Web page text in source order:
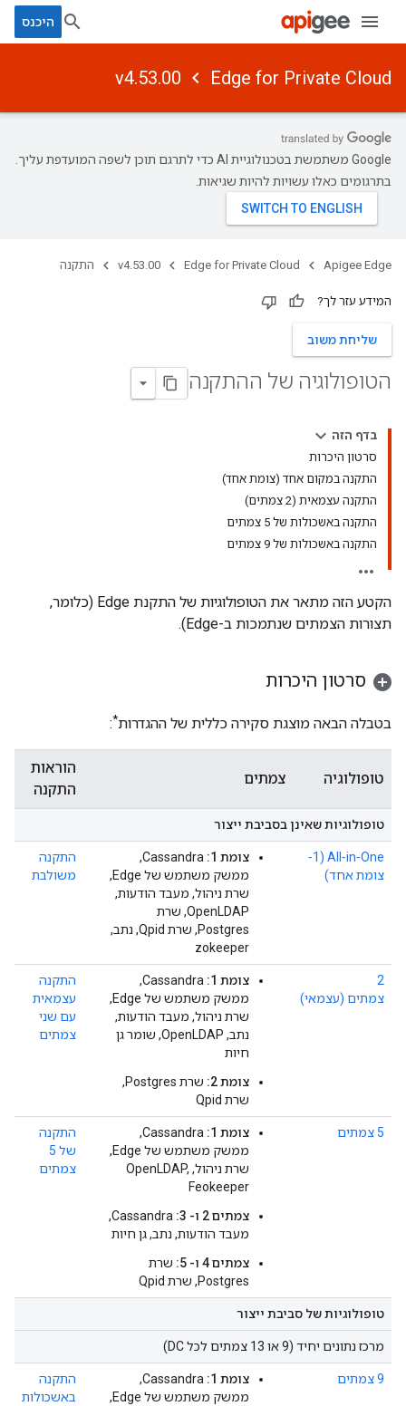
היכנס
Edge for Private Cloud
v4.53.00
‫Google משתמשת בטכנולוגיית AI כדי לתרגם תוכן לשפה המועדפת עליך.
בתרגומים כאלו עשויות להיות שגיאות.
Apigee Edge
Edge for Private Cloud
v4.53.00 התקנה
המידע עזר לך?
שליחת משוב
הטופולוגיה של ההתקנה
בדף הזה
סרטון היכרות
התקנה במקום אחד (צומת אחד)
התקנה עצמאית (2 צמתים)
התקנה באשכולות של 5 צמתים
התקנה באשכולות של 9 צמתים
הקטע הזה מתאר את הטופולוגיות של התקנת Edge (כלומר,
תצורות הצמתים שנתמכות ב-Edge).
סרטון היכרות
בטבלה הבאה מוצגת סקירה כללית של ההגדרות*
:
טופולוגיה צמתים
הוראות
התקנה
טופולוגיות שאינן בסביבת ייצור
All‐in‐One (1‐
צומת אחד)
צומת 1:
Cassandra,
ממשק משתמש של Edge,
שרת ניהול, מעבד הודעות,
OpenLDAP, שרת
Postgres, שרת Qpid, נתב,
zokeeper
התקנה
משולבת
2
צמתים (עצמאי)
צומת 1:
Cassandra,
ממשק משתמש של Edge,
שרת ניהול, מעבד הודעות,
נתב, OpenLDAP, שומר גן
חיות
צומת 2:
שרת Postgres,
שרת Qpid
התקנה
עצמאית
עם שני
צמתים
5 צמתים צומת 1:
Cassandra,
ממשק משתמש של Edge,
שרת ניהול, OpenLDAP,
Feokeeper
צמתים 2 ו- 3:
Cassandra,
מעבד הודעות, נתב, גן חיות
צמתים 4 ו- 5:
שרת
Postgres, שרת Qpid
התקנה
של 5
צמתים
טופולוגיות של סביבת ייצור
מרכז נתונים יחיד (9 או 13 צמתים לכל DC)
9 צמתים צומת 1:
Cassandra,
ממשק משתמש של Edge,
התקנה
באשכולות